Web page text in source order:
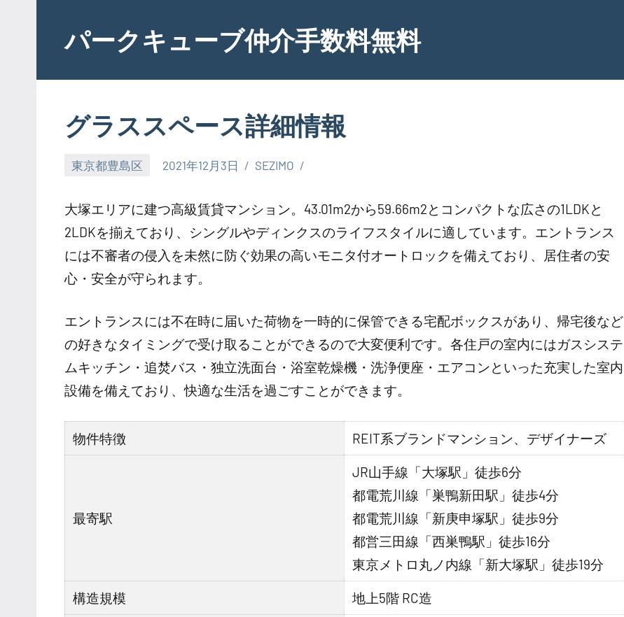
contentパークキューブ仲介手数料無料
グラススペース詳細情報
東京都豊島区 2021年12月3日 SEZIMO
大塚エリアに建つ高級賃貸マンション。43.01m2から59.66m2とコンパクトな広さの1LDKと
2LDKを揃えており、シングルやディンクスのライフスタイルに適しています。エントランス
には不審者の侵入を未然に防ぐ効果の高いモニタ付オートロックを備えており、居住者の安
心・安全が守られます。
エントランスには不在時に届いた荷物を一時的に保管できる宅配ボックスがあり、帰宅後など
の好きなタイミングで受け取ることができるので大変便利です。各住戸の室内にはガスシステ
ムキッチン・追焚バス・独立洗面台・浴室乾燥機・洗浄便座・エアコンといった充実した室内
設備を備えており、快適な生活を過ごすことができます。
物件特徴 REIT系ブランドマンション、デザイナーズ
最寄駅
JR山手線「大塚駅」徒歩6分
都電荒川線「巣鴨新田駅」徒歩4分
都電荒川線「新庚申塚駅」徒歩9分
都営三田線「西巣鴨駅」徒歩16分
東京メトロ丸ノ内線「新大塚駅」徒歩19分
構造規模 地上5階 RC造